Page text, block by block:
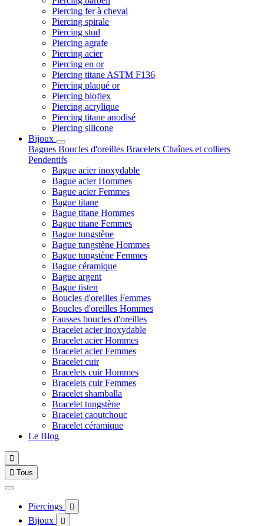
Piercing fer à cheval
Piercing spirale
Piercing stud
Piercing agrafe
Piercing acier
Piercing en or
Piercing titane ASTM F136
Piercing plaqué or
Piercing bioflex
Piercing acrylique
Piercing titane anodisé
Piercing silicone
Bijoux
Bagues Boucles d'oreilles Bracelets Chaînes et colliers
Pendentifs
Bague acier inoxydable
Bague acier Hommes
Bague acier Femmes
Bague titane
Bague titane Hommes
Bague titane Femmes
Bague tungstène
Bague tungstène Hommes
Bague tungstène Femmes
Bague céramique
Bague argent
Bague tisten
Boucles d'oreilles Femmes
Boucles d'oreilles Hommes
Fausses boucles d'oreilles
Bracelet acier inoxydable
Bracelet acier Hommes
Bracelet acier Femmes
Bracelet cuir
Bracelets cuir Hommes
Bracelets cuir Femmes
Bracelet shamballa
Bracelet tungstène
Bracelet caoutchouc
Bracelet céramique
Le Blog

 Tous
Piercings 
Bijoux 